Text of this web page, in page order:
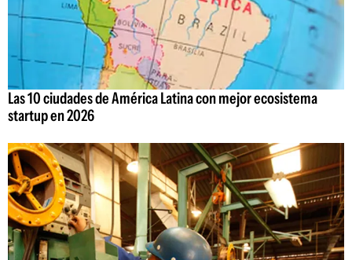
Las 10 ciudades de América Latina con mejor ecosistema
startup en 2026